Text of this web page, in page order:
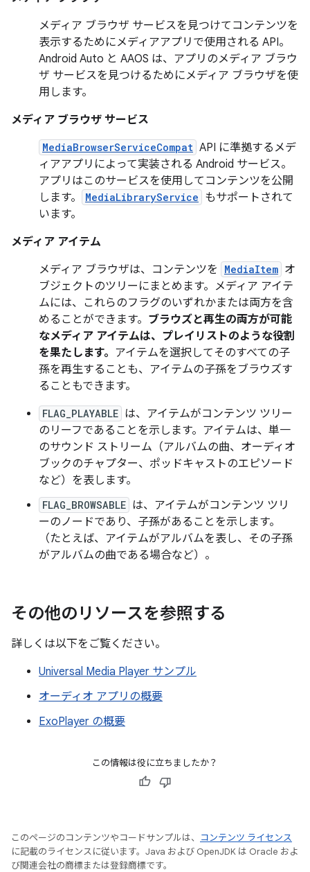
メディア ブラウザ サービスを見つけてコンテンツを
表示するためにメディアアプリで使用される API。
Android Auto と AAOS は、アプリのメディア ブラウ
ザ サービスを見つけるためにメディア ブラウザを使
用します。
メディア ブラウザ サービス
MediaBrowserServiceCompat API に準拠するメデ
ィアアプリによって実装される Android サービス。
アプリはこのサービスを使用してコンテンツを公開
します。
MediaLibraryService もサポートされて
います。
メディア アイテム
メディア ブラウザは、コンテンツを
MediaItem オ
ブジェクトのツリーにまとめます。メディア アイテ
ムには、これらのフラグのいずれかまたは両方を含
めることができます。 ブラウズと再生の両方が可能
なメディア アイテムは、プレイリストのような役割
を果たします。 アイテムを選択してそのすべての子
孫を再生することも、アイテムの子孫をブラウズす
ることもできます。
FLAG_PLAYABLE は、アイテムがコンテンツ ツリー
のリーフであることを示します。アイテムは、単一
のサウンド ストリーム（アルバムの曲、オーディオ
ブックのチャプター、ポッドキャストのエピソード
など）を表します。
FLAG_BROWSABLE は、アイテムがコンテンツ ツリ
ーのノードであり、子孫があることを示します。
（たとえば、アイテムがアルバムを表し、その子孫
がアルバムの曲である場合など）。
その他のリソースを参照する
詳しくは以下をご覧ください。
Universal Media Player サンプル
オーディオ アプリの概要
ExoPlayer の概要
この情報は役に立ちましたか？
このページのコンテンツやコードサンプルは、
コンテンツ ライセンス
に記載のライセンスに従います。Java および OpenJDK は Oracle およ
び関連会社の商標または登録商標です。